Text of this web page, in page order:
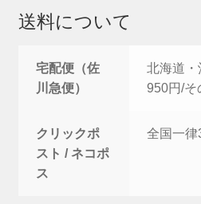
送料について
宅配便（佐
川急便）
北海道・
950円/そ
クリックポ
スト / ネコポ
ス
全国一律